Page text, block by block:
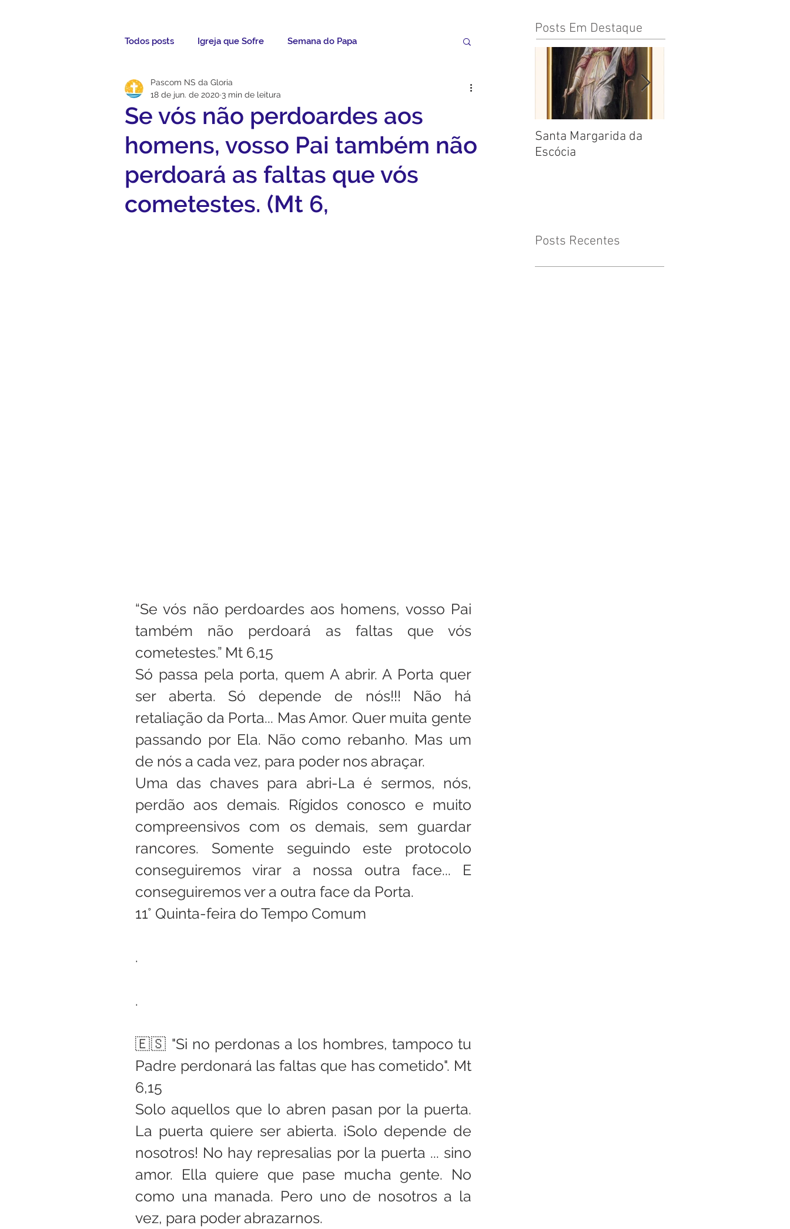
Todos posts Igreja que Sofre Semana do Papa
Mensagem da Semana
Artigos Avisos da Paróquia
Párocos Pároco Atual Homilias Paróquia Padroeira
Se vós não perdoardes aos
homens, vosso Pai também não
perdoará as faltas que vós
cometestes. (Mt 6,
Pascom NS da Gloria
18 de jun. de 2020 3 min de leitura
“Se vós não perdoardes aos homens, vosso Pai
também não perdoará as faltas que vós
cometestes.” Mt 6,15
Só passa pela porta, quem A abrir. A Porta quer
ser aberta. Só depende de nós!!! Não há
retaliação da Porta... Mas Amor. Quer muita gente
passando por Ela. Não como rebanho. Mas um
de nós a cada vez, para poder nos abraçar.
Uma das chaves para abri-La é sermos, nós,
perdão aos demais. Rígidos conosco e muito
compreensivos com os demais, sem guardar
rancores. Somente seguindo este protocolo
conseguiremos virar a nossa outra face... E
conseguiremos ver a outra face da Porta.
11° Quinta-feira do Tempo Comum
.
.
🇪🇸 "Si no perdonas a los hombres, tampoco tu
Padre perdonará las faltas que has cometido". Mt
6,15
Solo aquellos que lo abren pasan por la puerta.
La puerta quiere ser abierta. ¡Solo depende de
nosotros! No hay represalias por la puerta ... sino
amor. Ella quiere que pase mucha gente. No
como una manada. Pero uno de nosotros a la
vez, para poder abrazarnos.
Posts Em Destaque
Santa Margarida da
Escócia
Posts Recentes